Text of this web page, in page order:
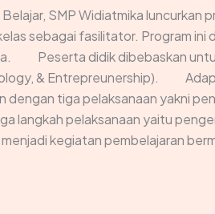
SMP Widiatmika
sebagai fasilitator. Program
⠀ ⠀ Peserta didik dibebaskan
& Entrepreunership). ⠀ ⠀
tiga pelaksanaan yakni
langkah pelaksanaan yaitu
kegiatan pembelajaran